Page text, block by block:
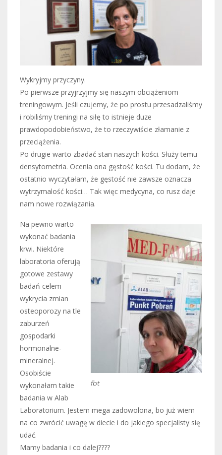
Wykryjmy przyczyny.
Po pierwsze przyjrzyjmy się naszym obciążeniom
treningowym. Jeśli czujemy, że po prostu przesadzaliśmy
i robiliśmy treningi na siłę to istnieje duze
prawdopodobieństwo, że to rzeczywiście złamanie z
przeciążenia.
Po drugie warto zbadać stan naszych kości. Służy temu
densytometria. Ocenia ona gęstość kości. Tu dodam, że
ostatnio wyczytałam, że gęstość nie zawsze oznacza
wytrzymalość kości… Tak więc medycyna, co rusz daje
nam nowe rozwiązania.
fbt
Na pewno warto
wykonać badania
krwi. Niektóre
laboratoria oferują
gotowe zestawy
badań celem
wykrycia zmian
osteoporozy na tle
zaburzeń
gospodarki
hormonalne-
mineralnej.
Osobiście
wykonałam takie
badania w Alab
Laboratorium. Jestem mega zadowolona, bo już wiem
na co zwrócić uwagę w diecie i do jakiego specjalisty się
udać.
Mamy badania i co dalej????